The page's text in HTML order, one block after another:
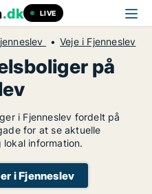
.dk LIVE
Veje i Fjenneslev
på
i Fjenneslev fordelt på
for at se aktuelle
information.
i Fjenneslev